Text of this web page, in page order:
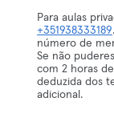
Para aulas
+351938333189
número de
Se não
com 2 horas
deduzida dos
adicional.